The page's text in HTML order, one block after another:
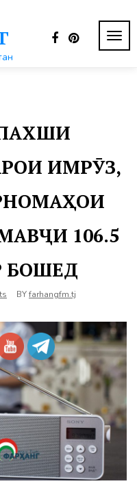
ИМРӮЗ,
106.5
БОШЕД
BYfarhangfm.tj